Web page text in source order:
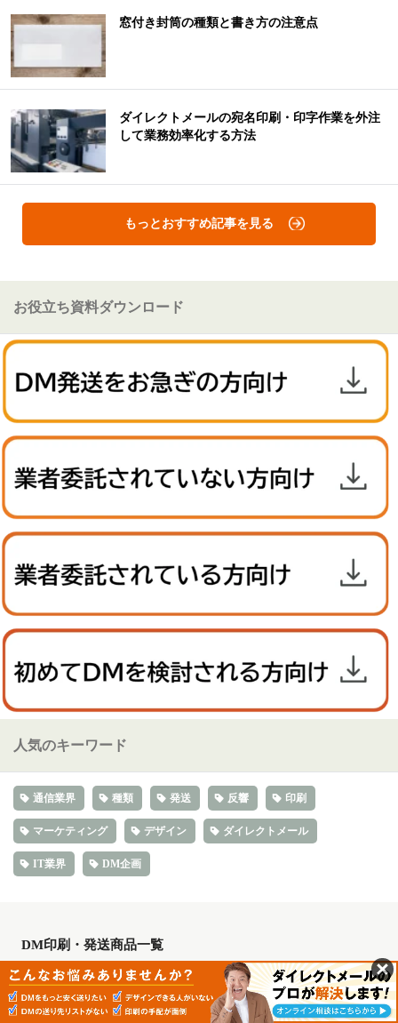
窓付き封筒の種類と書き方の注意点
ダイレクトメールの宛名印刷・印字作業を外注
して業務効率化する方法
もっとおすすめ記事を見る
お役立ち資料ダウンロード
人気のキーワード
通信業界 種類 発送 反響 印刷
マーケティング デザイン ダイレクトメール
IT業界 DM企画
DM印刷・発送商品一覧
大判はがきDM
ポストカード・はがきDM